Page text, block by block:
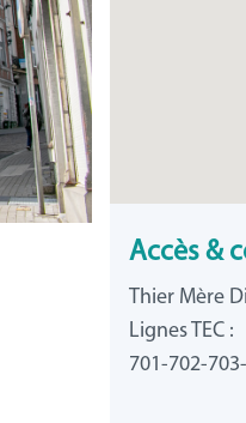
Accès &
Thier Mère
Lignes TEC :
701-702-